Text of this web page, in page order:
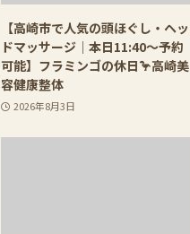
【高崎市で人気の頭ほぐし・ヘッ
ドマッサージ｜本日11:40〜予約
可能】フラミンゴの休日🦩高崎美
容健康整体
2026年8月3日